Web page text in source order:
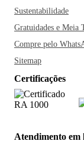
Sorria, você
Sustentabilidade
Gratuidades e Meia
Compre pelo
Sitemap
Certificações
Atendimento em